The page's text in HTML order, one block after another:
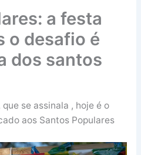
a festa
o desafio é
dos santos
se assinala , hoje é o
aos Santos Populares